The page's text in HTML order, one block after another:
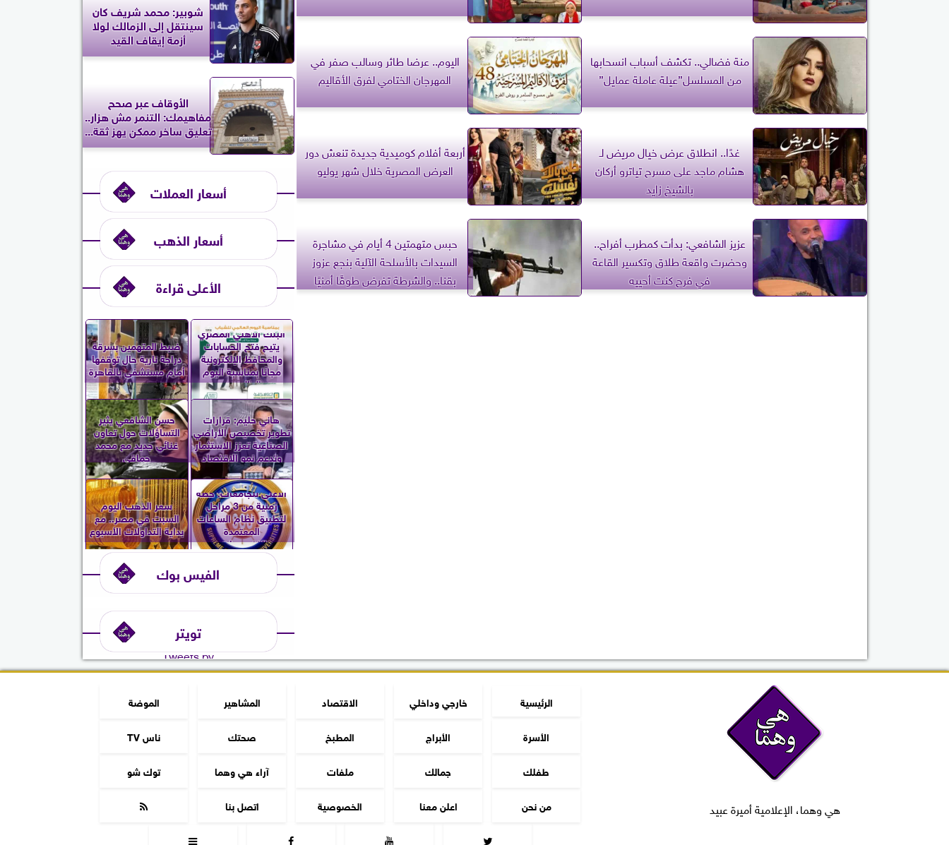
منة فضالي.. تكشف أسباب انسحابها
من المسلسل”عيلة عاملة عمايل”
اليوم.. عرضا طائر وسالب صفر في
المهرجان الختامي لفرق الأقاليم
غدًا.. انطلاق عرض خيال مريض لـ
هشام ماجد على مسرح تياترو أركان
بالشيخ زايد
أربعة أفلام كوميدية جديدة تنعش دور
العرض المصرية خلال شهر يوليو
عزيز الشافعي: بدأت كمطرب أفراح..
وحضرت واقعة طلاق وتكسير القاعة
في فرح كنت أحييه
حبس متهمتين 4 أيام في مشاجرة
السيدات بالأسلحة الآلية بنجع عزوز
بقنا.. والشرطة تفرض طوقًا أمنيًا
شوبير: محمد شريف كان
سينتقل إلى الزمالك لولا
أزمة إيقاف القيد
الأوقاف عبر صحح
مفاهيمك: التنمر مش هزار..
تعليق ساخر ممكن يهز ثقة...
أسعار العملات
أسعار الذهب
الأعلى قراءة
البنك الأهلي المصري
يتيح فتح الحسابات
والمحافظ الإلكترونية
مجانًا بمناسبة اليوم
العالمي...
ضبط المتهمين بسرقة
دراجة نارية حال توقفها
أمام مستشفى بالقاهرة
هاني حليم: قرارات
تطوير تخصيص الأراضي
الصناعية تعزز الاستثمار
وتدعم نمو الاقتصاد
حسن الشافعي يثير
التساؤلات حول تعاون
غنائي جديد مع محمد
حماقي
الأعلى للجامعات: خطة
زمنية من 3 مراحل
لتطبيق نظام الساعات
المعتمدة
والتخصصات...
سعر الذهب اليوم
السبت في مصر.. مع
بداية التداولات الأسبوع
الفيس بوك
تويتر
Tweets by
هي وهما، الإعلامية أميرة عبيد
الرئيسية خارجي وداخلي الاقتصاد المشاهير
الموضة
الأسرة
الأبراج المطبخ صحتك
ناس TV
طفلك
جمالك ملفات آراء هي وهما
توك شو
من نحن
اعلن معنا الخصوصية اتصل بنا




